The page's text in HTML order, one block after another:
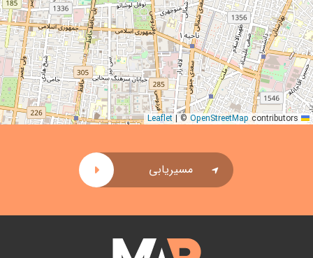
|© OpenStreetMapcontributors
مسیریابی